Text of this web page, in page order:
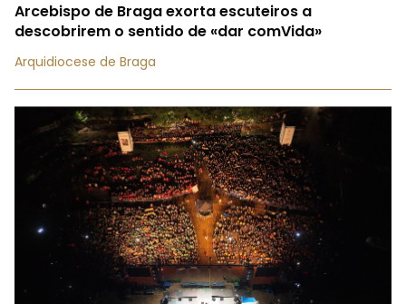
Arcebispo de Braga exorta escuteiros a
descobrirem o sentido de «dar comVida»
Arquidiocese de Braga